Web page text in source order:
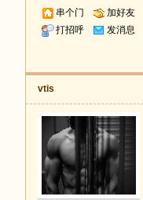
串个门
加好友
打招呼
发消息
vtis